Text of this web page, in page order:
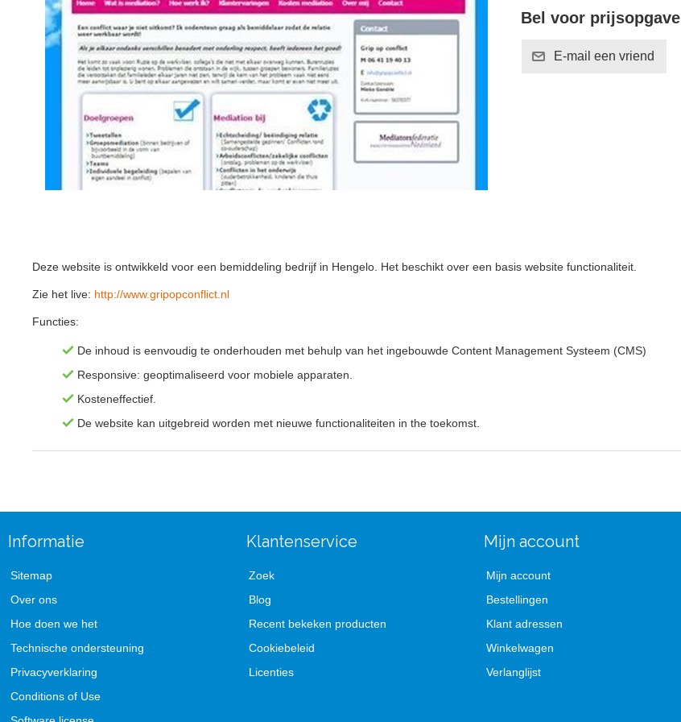
Bel voor prijsopgave
Deze website is ontwikkeld voor een bemiddeling bedrijf in Hengelo. Het beschikt over een basis website functionaliteit.
Zie het live: http://www.gripopconflict.nl
Functies:
De inhoud is eenvoudig te onderhouden met behulp van het ingebouwde Content Management Systeem (CMS)
Responsive: geoptimaliseerd voor mobiele apparaten.
Kosteneffectief.
De website kan uitgebreid worden met nieuwe functionaliteiten in the toekomst.
Informatie
Sitemap
Over ons
Hoe doen we het
Technische ondersteuning
Privacyverklaring
Conditions of Use
Klantenservice
Zoek
Blog
Recent bekeken producten
Cookiebeleid
Licenties
Mijn account
Mijn account
Bestellingen
Klant adressen
Winkelwagen
Verlanglijst